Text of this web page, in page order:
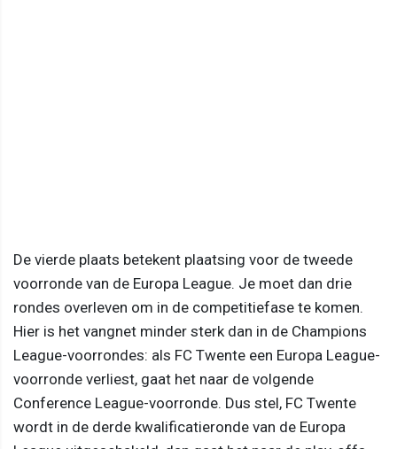
De vierde plaats betekent plaatsing voor de tweede
voorronde van de Europa League. Je moet dan drie
rondes overleven om in de competitiefase te komen.
Hier is het vangnet minder sterk dan in de Champions
League-voorrondes: als FC Twente een Europa League-
voorronde verliest, gaat het naar de volgende
Conference League-voorronde. Dus stel, FC Twente
wordt in de derde kwalificatieronde van de Europa